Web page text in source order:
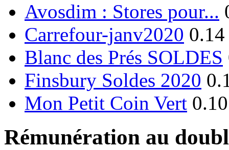
Avosdim : Stores pour...
Carrefour-janv2020
Blanc des Prés SOLDES
Finsbury Soldes 2020
Mon Petit Coin Vert
Rémunération au